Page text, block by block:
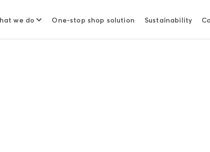
we do One-stop shop solution Sustainability